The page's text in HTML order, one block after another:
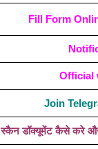
Fill Form
Official
Join
स्कैन डॉक्यूमेंट कैसे करे